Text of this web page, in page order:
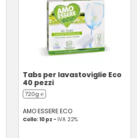
Tabs per lavastoviglie Eco
40 pezzi
720g ℮
AMO ESSERE ECO
Collo: 10 pz - IVA 22%